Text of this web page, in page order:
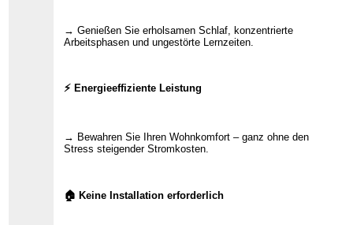
→ Genießen Sie erholsamen Schlaf, konzentrierte
Arbeitsphasen und ungestörte Lernzeiten.
⚡ Energieeffiziente Leistung
→ Bewahren Sie Ihren Wohnkomfort – ganz ohne den
Stress steigender Stromkosten.
🏠 Keine Installation erforderlich